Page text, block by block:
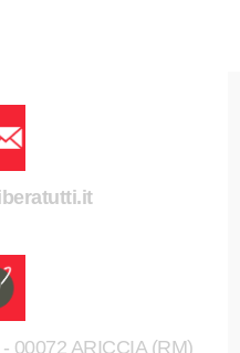
00072 ARICCIA (RM)